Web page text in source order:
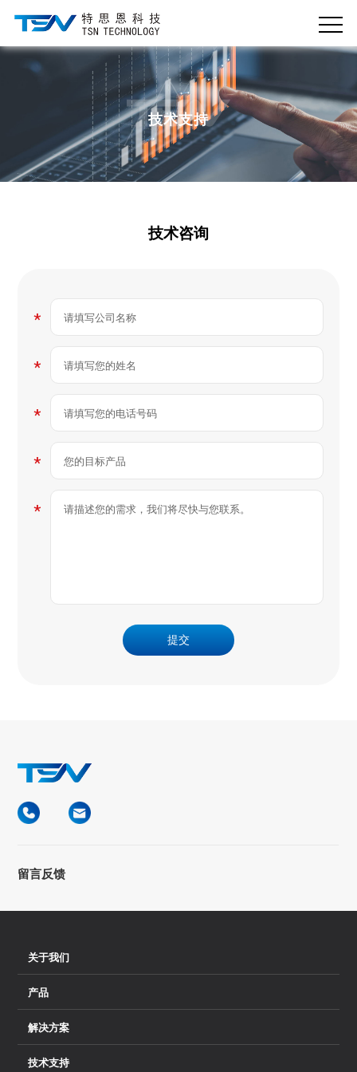
技术支持
技术咨询
*
*
*
*
*
提交
留言反馈
关于我们
产品
解决方案
技术支持